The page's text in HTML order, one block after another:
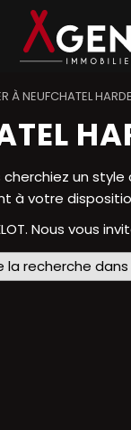
À NEUFCHATEL
un
à votre
Nous vous
la recherche